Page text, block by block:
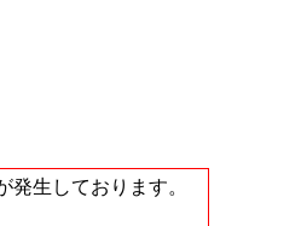
発生しております。